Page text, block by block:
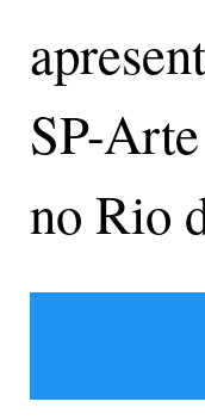
SP-
no Rio